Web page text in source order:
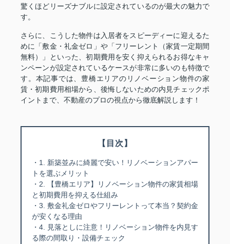
驚くほどリーズナブルに設定されているのが最大の魅力で
す。
さらに、こうした物件は入居者をスピーディーに迎えるた
めに「敷金・礼金ゼロ」や「フリーレント（家賃一定期間
無料）」といった、初期費用を安く抑えられるお得なキャ
ンペーンが設定されているケースが非常に多いのも特徴で
す。本記事では、豊橋エリアのリノベーション物件の家
賃・初期費用相場から、後悔しないための内見チェックポ
イントまで、不動産のプロの視点から徹底解説します！
【目次】
・1. 新築並みに綺麗で安い！リノベーションアパー
トを選ぶメリット
・2. 【豊橋エリア】リノベーション物件の家賃相場
と初期費用を抑える仕組み
・3. 敷金礼金ゼロやフリーレントって本当？契約金
が安くなる理由
・4. 見落としに注意！リノベーション物件を内見す
る際の間取り・設備チェック